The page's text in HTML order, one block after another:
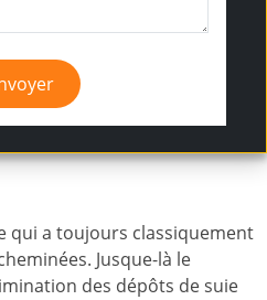
qui a toujours classiquement
Jusque-là le
des dépôts de suie